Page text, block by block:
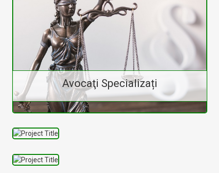
Avocaţi Specializați
Avocaţi